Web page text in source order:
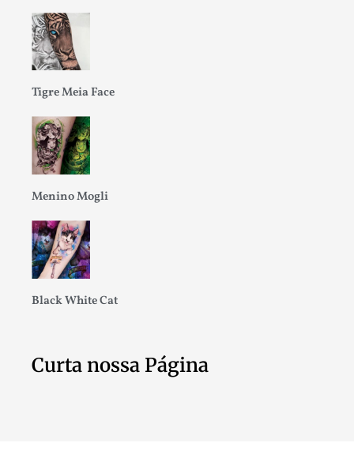
Tigre Meia Face
Menino Mogli
Black White Cat
Curta nossa Página